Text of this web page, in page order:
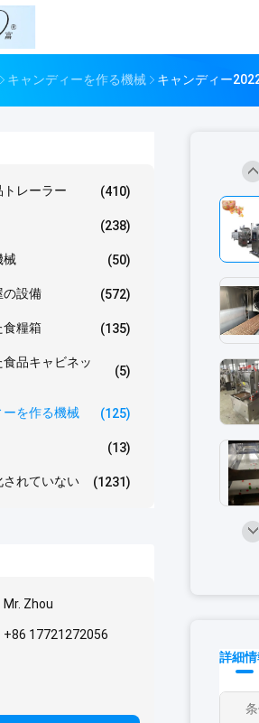
キャンディーを作る機械 キャンディー
レーラー (410)
(238)
械 (50)
の設備 (572)
食糧箱 (135)
食品キャビネッ
(5)
ーを作る機械 (125)
(13)
されていない (1231)
Mr. Zhou
+86 17721272056
詳細